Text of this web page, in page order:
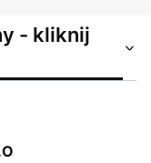
- kliknij